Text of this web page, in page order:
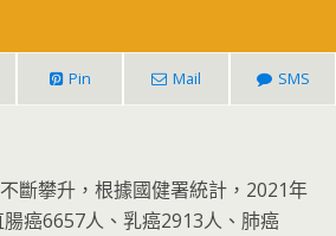
Pin Mail SMS
斷攀升，根據國健署統計，2021年
癌6657人、乳癌2913人、肺癌